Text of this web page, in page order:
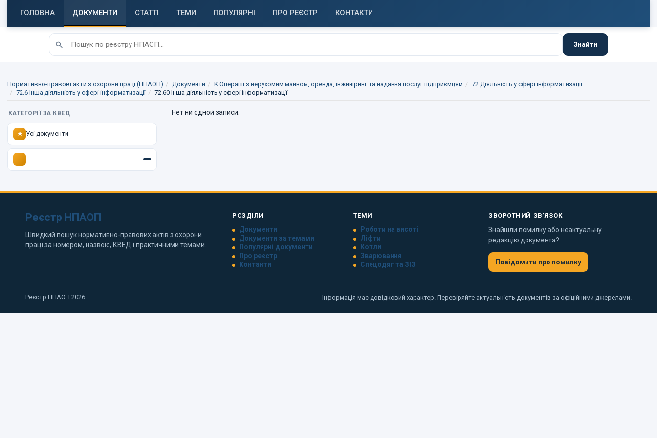
ГОЛОВНА ДОКУМЕНТИ СТАТТІ ТЕМИ ПОПУЛЯРНІ ПРО РЕЄСТР КОНТАКТИ
Знайти
Нормативно-правові акти з охорони праці (НПАОП) Документи K Операції з нерухомим майном, оренда, інжиніринг та надання послуг підприємцям
72 Діяльність у сфері інформатизації
72.6 Інша діяльність у сфері інформатизації
72.60 Інша діяльність у сфері інформатизації
КАТЕГОРІЇ ЗА КВЕД
★ Усі документи
Нет ни одной записи.
Реєстр НПАОП
Швидкий пошук нормативно-правових актів з охорони
праці за номером, назвою, КВЕД і практичними темами.
РОЗДІЛИ
Документи
Документи за темами
Популярні документи
Про реєстр
Контакти
ТЕМИ
Роботи на висоті
Ліфти
Котли
Зварювання
Спецодяг та ЗІЗ
ЗВОРОТНИЙ ЗВ’ЯЗОК
Знайшли помилку або неактуальну
редакцію документа?
Повідомити про помилку
Реєстр НПАОП 2026 Інформація має довідковий характер. Перевіряйте актуальність документів за офіційними джерелами.